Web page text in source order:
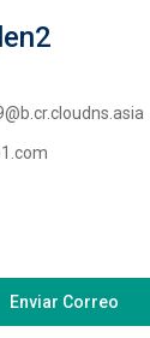
Enviar Correo